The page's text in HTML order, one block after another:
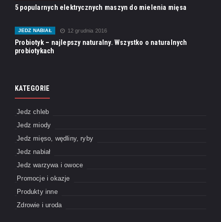
5 popularnych elektrycznych maszyn do mielenia mięsa
JEDZ NABIAŁ 12 grudnia 2016
Probiotyk – najlepszy naturalny. Wszystko o naturalnych
probiotykach
KATEGORIE
Jedz chleb
Jedz miody
Jedz mięso, wędliny, ryby
Jedz nabiał
Jedz warzywa i owoce
Promocje i okazje
Produkty inne
Zdrowie i uroda